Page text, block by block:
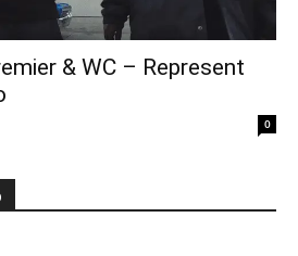
& WC – Represent
0